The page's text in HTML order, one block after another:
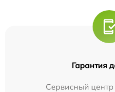
Гарантия
Сервисный центр